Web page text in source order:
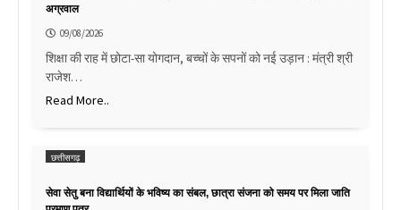
अग्रवाल
09/08/2026
शिक्षा की राह में छोटा-सा योगदान, बच्चों के सपनों को नई उड़ान : मंत्री श्री
राजेश…
Read More..
छत्तीसगढ़
सेवा सेतु बना विद्यार्थियों के भविष्य का संबल, छात्रा संजना को समय पर मिला जाति